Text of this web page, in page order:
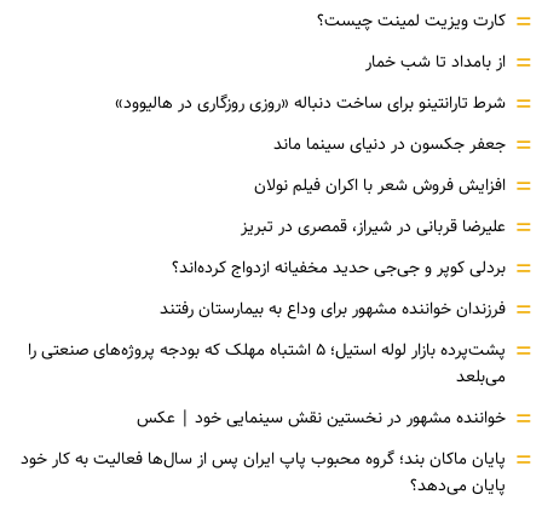
= کارت ویزیت لمینت چیست؟
= از بامداد تا شب خمار
= شرط تارانتینو برای ساخت دنباله «روزی روزگاری در هالیوود»
= جعفر جکسون در دنیای سینما ماند
= افزایش فروش شعر با اکران فیلم نولان
= علیرضا قربانی در شیراز، قمصری در تبریز
= بردلی کوپر و جی‌جی حدید مخفیانه ازدواج کرده‌اند؟
= فرزندان خواننده مشهور برای وداع به بیمارستان رفتند
=
پشت‌پرده بازار لوله استیل؛ ۵ اشتباه مهلک که بودجه پروژه‌های صنعتی را
می‌بلعد
= خواننده مشهور در نخستین نقش سینمایی خود |‌ عکس
= پایان ماکان بند؛ گروه محبوب پاپ ایران پس از سال‌ها فعالیت به کار خود
پایان می‌دهد؟